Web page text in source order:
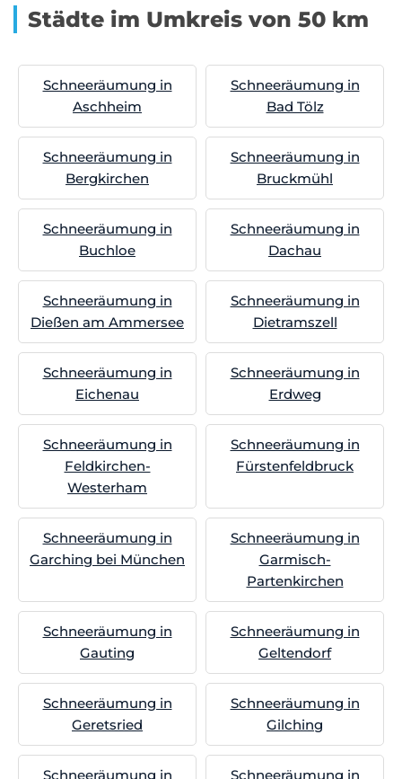
Städte im Umkreis von 50 km
Schneeräumung in
Aschheim
Schneeräumung in
Bad Tölz
Schneeräumung in
Bergkirchen
Schneeräumung in
Bruckmühl
Schneeräumung in
Buchloe
Schneeräumung in
Dachau
Schneeräumung in
Dießen am Ammersee
Schneeräumung in
Dietramszell
Schneeräumung in
Eichenau
Schneeräumung in
Erdweg
Schneeräumung in
Feldkirchen-
Westerham
Schneeräumung in
Fürstenfeldbruck
Schneeräumung in
Garching bei München
Schneeräumung in
Garmisch-
Partenkirchen
Schneeräumung in
Gauting
Schneeräumung in
Geltendorf
Schneeräumung in
Geretsried
Schneeräumung in
Gilching
Schneeräumung in
Schneeräumung in